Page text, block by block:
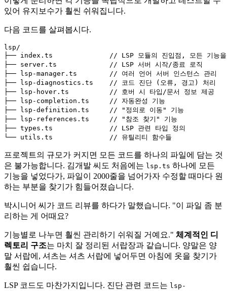
있어 유지보수가 훨씬 쉬워집니다.
다음 코드를 살펴봅시다.
lsp/
├── index. ts
// LSP 모듈의 진입점, 모든 기능
├── server. ts
// LSP 서버 시작/종료 로직
├── lsp-manager. ts
// 여러 언어 서버 인스턴스 관리
├── lsp-diagnostics. ts
// 코드 진단 (오류, 경고) 처리
├── lsp-hover. ts
// 호버 시 타입/문서 정보 제공
├── lsp-completion. ts
// 자동완성 기능
├── lsp-definition. ts
// "정의로 이동" 기능
├── lsp-references. ts
// "참조 찾기" 기능
├── types. ts
// LSP 관련 타입 정의
└── utils. ts // 유틸리티 함수들
프로젝트의 규모가 커지면 모든 코드를 하나의 파일에 담는 것
은 불가능합니다. 김개발 씨도 처음에는 lsp.ts 하나에 모든
기능을 넣었다가, 파일이 2000줄을 넘어가자 수정할 때마다 원
하는 부분을 찾기가 힘들어졌습니다.
박시니어 씨가 코드 리뷰를 하다가 말했습니다. "이 파일 좀 분
리하는 게 어때요?
기능별로 나누면 훨씬 관리하기 쉬워질 거예요." 체계적인 디
렉토리 구조는 마치 잘 정리된 서랍장과 같습니다. 양말은 양
말 서랍에, 셔츠는 셔츠 서랍에 넣어두면 아침에 옷을 찾기가
훨씬 쉽습니다.
LSP 코드도 마찬가지입니다. 진단 관련 코드는 lsp-